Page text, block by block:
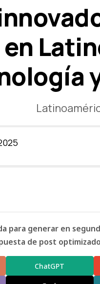
para generar en
de post
ChatGPT